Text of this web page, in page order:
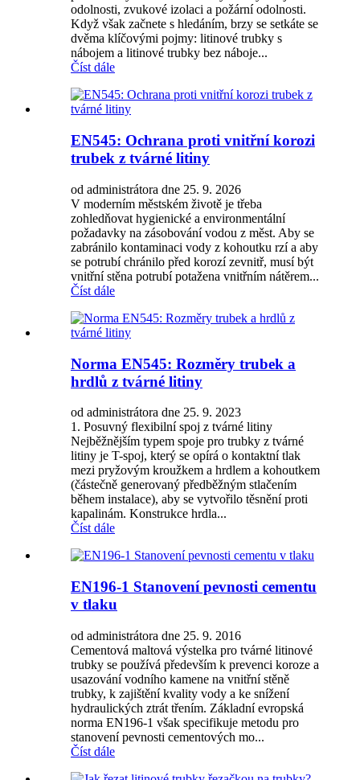
odolnosti, zvukové izolaci a požární odolnosti.
Když však začnete s hledáním, brzy se setkáte se
dvěma klíčovými pojmy: litinové trubky s
nábojem a litinové trubky bez náboje...
Číst dále
EN545: Ochrana proti vnitřní korozi
trubek z tvárné litiny
od administrátora dne 25. 9. 2026
V moderním městském životě je třeba
zohledňovat hygienické a environmentální
požadavky na zásobování vodou z měst. Aby se
zabránilo kontaminaci vody z kohoutku rzí a aby
se potrubí chránilo před korozí zevnitř, musí být
vnitřní stěna potrubí potažena vnitřním nátěrem...
Číst dále
Norma EN545: Rozměry trubek a
hrdlů z tvárné litiny
od administrátora dne 25. 9. 2023
1. Posuvný flexibilní spoj z tvárné litiny
Nejběžnějším typem spoje pro trubky z tvárné
litiny je T-spoj, který se opírá o kontaktní tlak
mezi pryžovým kroužkem a hrdlem a kohoutkem
(částečně generovaný předběžným stlačením
během instalace), aby se vytvořilo těsnění proti
kapalinám. Konstrukce hrdla...
Číst dále
EN196-1 Stanovení pevnosti cementu
v tlaku
od administrátora dne 25. 9. 2016
Cementová maltová výstelka pro tvárné litinové
trubky se používá především k prevenci koroze a
usazování vodního kamene na vnitřní stěně
trubky, k zajištění kvality vody a ke snížení
hydraulických ztrát třením. Základní evropská
norma EN196-1 však specifikuje metodu pro
stanovení pevnosti cementových mo...
Číst dále